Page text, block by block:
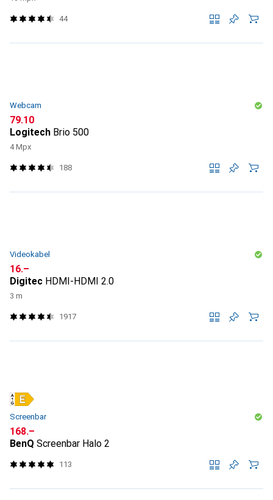
44
Webcam
CHF
79.10
Logitech Brio 500
4 Mpx
188
Videokabel
CHF
16.–
Digitec HDMI-HDMI 2.0
3 m
1917
Screenbar
CHF
168.–
BenQ Screenbar Halo 2
113